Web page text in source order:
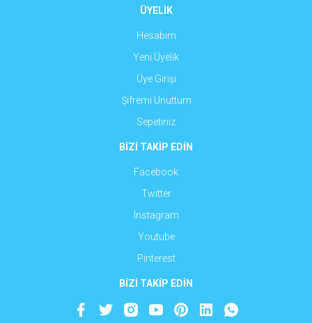
ÜYELİK
Hesabım
Yeni Üyelik
Üye Girişi
Şifremi Unuttum
Sepetiniz
BİZİ TAKİP EDİN
Facebook
Twitter
Instagram
Youtube
Pinterest
BİZİ TAKİP EDİN